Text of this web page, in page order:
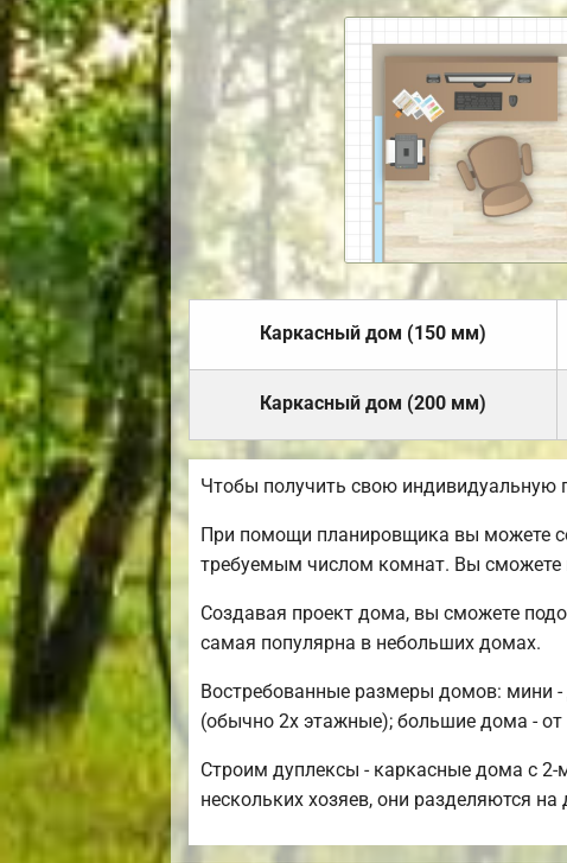
Каркасный дом (150 мм)
Каркасный дом (200 мм)
Чтобы получить свою индивидуальную
При помощи планировщика вы можете
требуемым числом комнат. Вы сможете
Создавая проект дома, вы сможете
самая популярна в небольших домах.
Востребованные размеры домов: мини
(обычно 2х этажные); большие дома -
Строим дуплексы - каркасные дома с 2-
нескольких хозяев, они разделяются